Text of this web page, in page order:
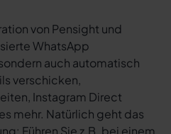
von Pensight und
WhatsApp
auch automatisch
verschicken,
Instagram Direct
mehr. Natürlich geht das
Führen Sie z.B. bei einem